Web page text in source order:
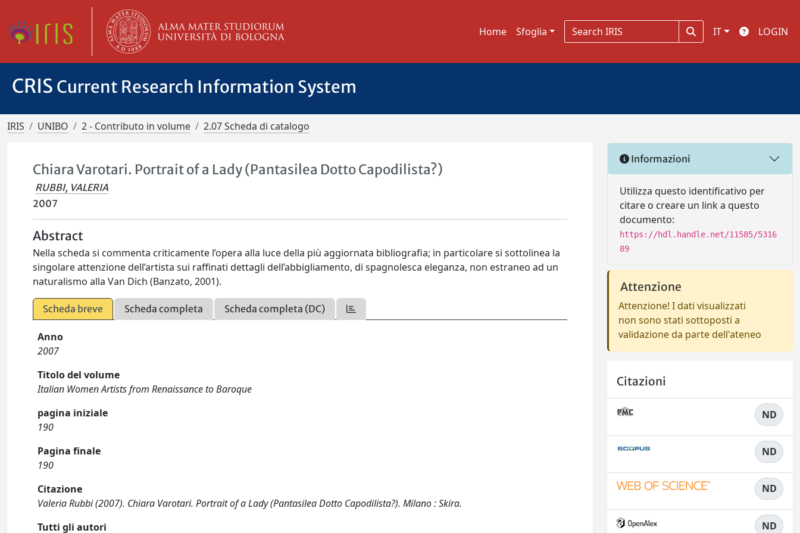
Home Sfoglia IT LOGIN
CRIS Current Research Information System
IRIS UNIBO 2 - Contributo in volume 2.07 Scheda di catalogo
Chiara Varotari. Portrait of a Lady (Pantasilea Dotto Capodilista?)
RUBBI, VALERIA
2007
Abstract
Nella scheda si commenta criticamente l’opera alla luce della più aggiornata bibliografia; in particolare si sottolinea la
singolare attenzione dell’artista sui raffinati dettagli dell’abbigliamento, di spagnolesca eleganza, non estraneo ad un
naturalismo alla Van Dich (Banzato, 2001).
Scheda breve Scheda completa Scheda completa (DC)
Anno
2007
Titolo del volume
Italian Women Artists from Renaissance to Baroque
pagina iniziale
190
Pagina finale
190
Citazione
Valeria Rubbi (2007). Chiara Varotari. Portrait of a Lady (Pantasilea Dotto Capodilista?). Milano : Skira.
Tutti gli autori
Informazioni
Utilizza questo identificativo per
citare o creare un link a questo
documento:
https://hdl.handle.net/11585/5316
89
Attenzione
Attenzione! I dati visualizzati
non sono stati sottoposti a
validazione da parte dell'ateneo
Citazioni
ND
ND
ND
ND